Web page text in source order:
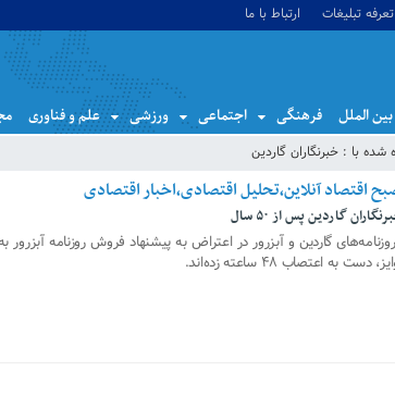
تعرفه تبلیغات ارتباط با ما
بین الملل فرهنگی اجتماعی ورزشی علم و فناوری
با : خبرنگاران گاردین
گاردین پس از ۵۰ سال
گاردین و آبزرور در اعتراض به پیشنهاد فروش روزنامه آبزرور
به اعتصاب ۴۸ ساعته زده‌اند.